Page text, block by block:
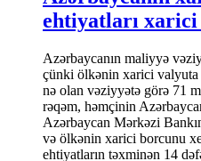
ehtiyatları xarici
Azərbaycanın maliyyə
çünki ölkənin xarici valyuta
nə olan vəziyyətə görə 71
rəqəm, həmçinin
Azərbaycan Mərkəzi
və ölkənin xarici borcunu
ehtiyatların təxminən 14